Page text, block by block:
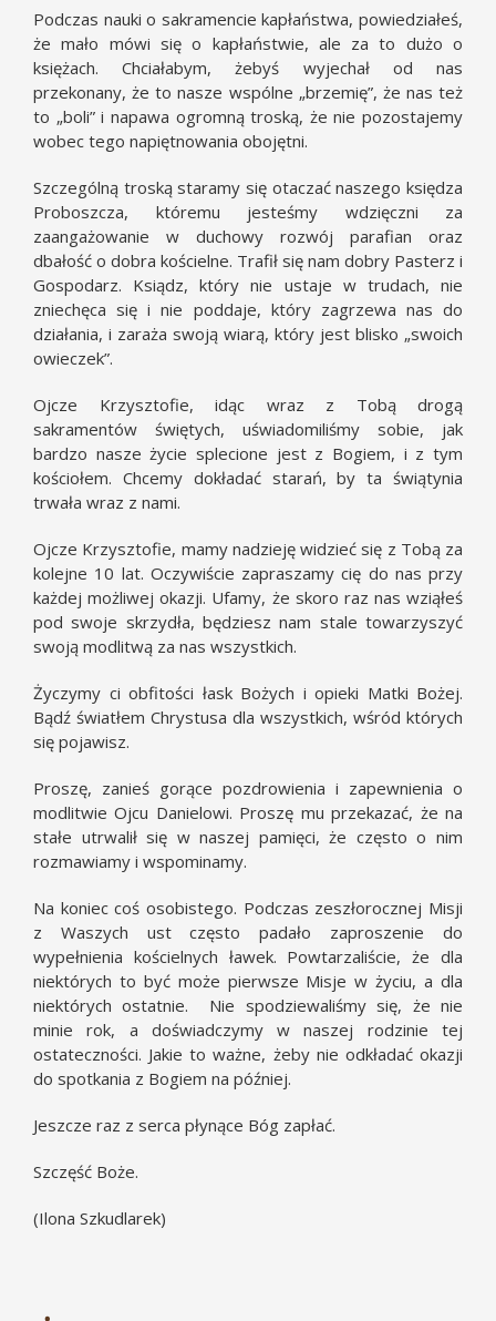
Podczas nauki o sakramencie kapłaństwa, powiedziałeś,
że mało mówi się o kapłaństwie, ale za to dużo o
księżach. Chciałabym, żebyś wyjechał od nas
przekonany, że to nasze wspólne „brzemię”, że nas też
to „boli” i napawa ogromną troską, że nie pozostajemy
wobec tego napiętnowania obojętni.
Szczególną troską staramy się otaczać naszego księdza
Proboszcza, któremu jesteśmy wdzięczni za
zaangażowanie w duchowy rozwój parafian oraz
dbałość o dobra kościelne. Trafił się nam dobry Pasterz i
Gospodarz. Ksiądz, który nie ustaje w trudach, nie
zniechęca się i nie poddaje, który zagrzewa nas do
działania, i zaraża swoją wiarą, który jest blisko „swoich
owieczek”.
Ojcze Krzysztofie, idąc wraz z Tobą drogą
sakramentów świętych, uświadomiliśmy sobie, jak
bardzo nasze życie splecione jest z Bogiem, i z tym
kościołem. Chcemy dokładać starań, by ta świątynia
trwała wraz z nami.
Ojcze Krzysztofie, mamy nadzieję widzieć się z Tobą za
kolejne 10 lat. Oczywiście zapraszamy cię do nas przy
każdej możliwej okazji. Ufamy, że skoro raz nas wziąłeś
pod swoje skrzydła, będziesz nam stale towarzyszyć
swoją modlitwą za nas wszystkich.
Życzymy ci obfitości łask Bożych i opieki Matki Bożej.
Bądź światłem Chrystusa dla wszystkich, wśród których
się pojawisz.
Proszę, zanieś gorące pozdrowienia i zapewnienia o
modlitwie Ojcu Danielowi. Proszę mu przekazać, że na
stałe utrwalił się w naszej pamięci, że często o nim
rozmawiamy i wspominamy.
Na koniec coś osobistego. Podczas zeszłorocznej Misji
z Waszych ust często padało zaproszenie do
wypełnienia kościelnych ławek. Powtarzaliście, że dla
niektórych to być może pierwsze Misje w życiu, a dla
niektórych ostatnie. Nie spodziewaliśmy się, że nie
minie rok, a doświadczymy w naszej rodzinie tej
ostateczności. Jakie to ważne, żeby nie odkładać okazji
do spotkania z Bogiem na później.
Jeszcze raz z serca płynące Bóg zapłać.
Szczęść Boże.
(Ilona Szkudlarek)